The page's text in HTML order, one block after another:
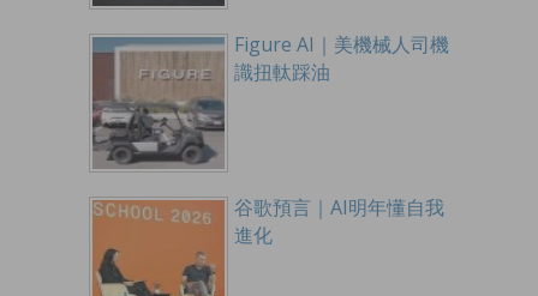
Figure AI｜美機械人司機
識扭軚踩油
谷歌預言｜AI明年懂自我
進化